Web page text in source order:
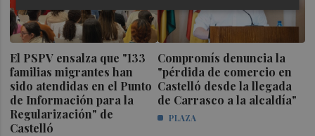
El PSPV ensalza que "133
familias migrantes han
sido atendidas en el Punto
de Información para la
Regularización" de
Castelló
Compromís denuncia la
"pérdida de comercio en
Castelló desde la llegada
de Carrasco a la alcaldía"
PLAZA